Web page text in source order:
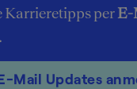
Karrieretipps per
.
Mail Updates